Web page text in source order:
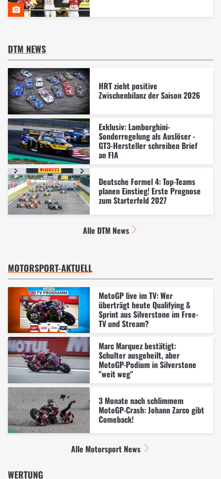
DTM NEWS
HRT zieht positive
Zwischenbilanz der Saison 2026
Exklusiv: Lamborghini-
Sonderregelung als Auslöser -
GT3-Hersteller schreiben Brief
an FIA
Deutsche Formel 4: Top-Teams
planen Einstieg! Erste Prognose
zum Starterfeld 2027
Alle DTM News
MOTORSPORT-AKTUELL
MotoGP live im TV: Wer
überträgt heute Qualifying &
Sprint aus Silverstone im Free-
TV und Stream?
Marc Marquez bestätigt:
Schulter ausgeheilt, aber
MotoGP-Podium in Silverstone
"weit weg"
3 Monate nach schlimmem
MotoGP-Crash: Johann Zarco gibt
Comeback!
Alle Motorsport News
WERTUNG